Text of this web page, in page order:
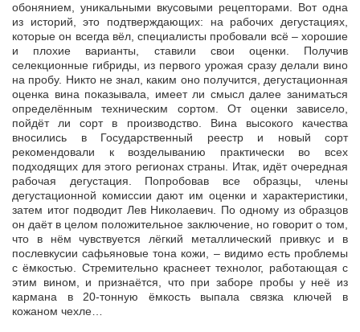
обонянием, уникальными вкусовыми рецепторами. Вот одна
из историй, это подтверждающих: на рабочих дегустациях,
которые он всегда вёл, специалисты пробовали всё – хорошие
и плохие варианты, ставили свои оценки. Получив
селекционные гибриды, из первого урожая сразу делали вино
на пробу. Никто не знал, каким оно получится, дегустационная
оценка вина показывала, имеет ли смысл далее заниматься
определённым техническим сортом. От оценки зависело,
пойдёт ли сорт в производство. Вина высокого качества
вносились в Государственный реестр и новый сорт
рекомендовали к возделыванию практически во всех
подходящих для этого регионах страны. Итак, идёт очередная
рабочая дегустация. Попробовав все образцы, члены
дегустационной комиссии дают им оценки и характеристики,
затем итог подводит Лев Николаевич. По одному из образцов
он даёт в целом положительное заключение, но говорит о том,
что в нём чувствуется лёгкий металлический привкус и в
послевкусии сафьяновые тона кожи, – видимо есть проблемы
с ёмкостью. Стремительно краснеет технолог, работающая с
этим вином, и признаётся, что при заборе пробы у неё из
кармана в 20-тонную ёмкость выпала связка ключей в
кожаном чехле…